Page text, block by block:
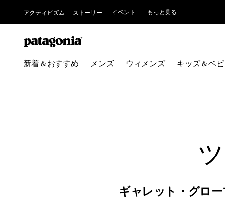
アクティビズム ストーリー イベント もっと見る
新着＆おすすめ メンズ ウィメンズ キッズ＆ベ
ギャレット・グロ